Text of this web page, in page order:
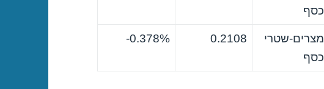
כסף
מצרים-שטרי
כסף
0.2108
0.378%-